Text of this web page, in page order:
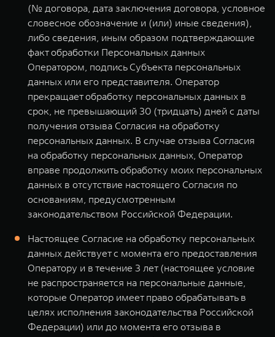
(№ договора, дата заключения договора, условное
словесное обозначение и (или) иные сведения),
либо сведения, иным образом подтверждающие
факт обработки Персональных данных
Оператором, подпись Субъекта персональных
данных или его представителя. Оператор
прекращает обработку персональных данных в
срок, не превышающий 30 (тридцать) дней с даты
получения отзыва Согласия на обработку
персональных данных. В случае отзыва Согласия
на обработку персональных данных, Оператор
вправе продолжить обработку моих персональных
данных в отсутствие настоящего Согласия по
основаниям, предусмотренным
законодательством Российской Федерации.
Настоящее Согласие на обработку персональных
данных действует с момента его предоставления
Оператору и в течение 3 лет (настоящее условие
не распространяется на персональные данные,
которые Оператор имеет право обрабатывать в
целях исполнения законодательства Российской
Федерации) или до момента его отзыва в